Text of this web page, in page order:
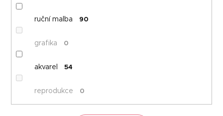
ruční malba 90
grafika 0
akvarel 54
reprodukce 0